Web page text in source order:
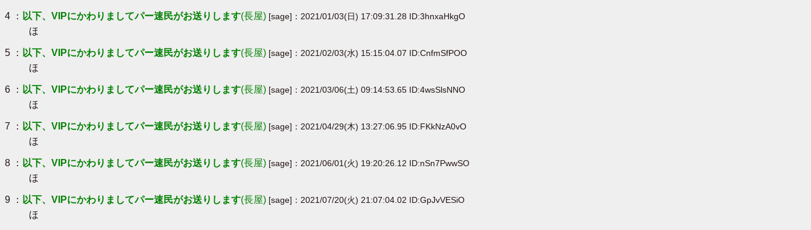
4 ： 以下、VIPにかわりましてパー速民がお送りします(長屋) [sage]：2021/01/03(日) 17:09:31.28 ID:3hnxaHkgO
ほ
5 ： 以下、VIPにかわりましてパー速民がお送りします(長屋) [sage]：2021/02/03(水) 15:15:04.07 ID:CnfmSfPOO
ほ
6 ： 以下、VIPにかわりましてパー速民がお送りします(長屋) [sage]：2021/03/06(土) 09:14:53.65 ID:4wsSlsNNO
ほ
7 ： 以下、VIPにかわりましてパー速民がお送りします(長屋) [sage]：2021/04/29(木) 13:27:06.95 ID:FKkNzA0vO
ほ
8 ： 以下、VIPにかわりましてパー速民がお送りします(長屋) [sage]：2021/06/01(火) 19:20:26.12 ID:nSn7PwwSO
ほ
9 ： 以下、VIPにかわりましてパー速民がお送りします(長屋) [sage]：2021/07/20(火) 21:07:04.02 ID:GpJvVESiO
ほ